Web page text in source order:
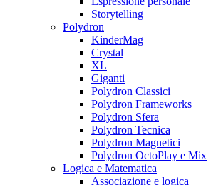
Storytelling
Polydron
KinderMag
Crystal
XL
Giganti
Polydron Classici
Polydron Frameworks
Polydron Sfera
Polydron Tecnica
Polydron Magnetici
Polydron OctoPlay e Mix
Logica e Matematica
Associazione e logica